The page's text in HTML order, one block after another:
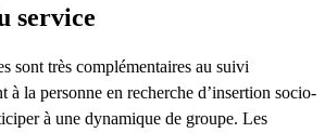
service
sont très complémentaires au suivi
à la personne en recherche d’insertion socio-
à une dynamique de groupe. Les